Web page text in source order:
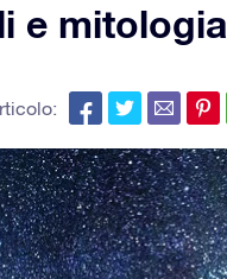
e mitologia